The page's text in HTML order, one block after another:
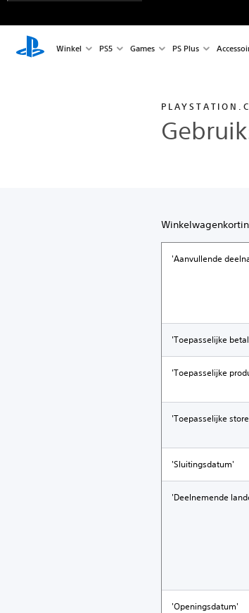
Winkel PS5 Games PS Plus
'Aanvullende
'Toepasselijke
'Toepasselijke
'Toepasselijke
'Sluitingsdatum'
'Deelnemende
'Openingsdatum'